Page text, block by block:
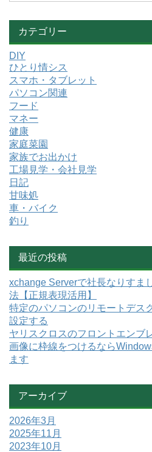
カテゴリー
DIY
ひとり情シス
スマホ・タブレット
パソコン関連
フード
マネー
健康
家庭菜園
家族でお出かけ
工場見学・会社見学
日記
甘味処
車・バイク
釣り
最近の投稿
xchange Serverで社長なりすま
法【正規表現活用】
特定のパソコンのリモートデス
設定する
ヤリスクロスのフロントエンブ
画像に枠線をつけるなら
ます
アーカイブ
2026年3月
2025年11月
2023年10月